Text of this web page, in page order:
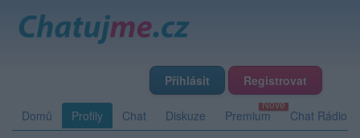
Přihlásit Registrovat
Domů Profily Chat Diskuze Premium Chat Rádio